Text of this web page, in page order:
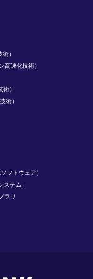
）
高速化技術）
）
術）
フトウェア）
テム）
ラリ